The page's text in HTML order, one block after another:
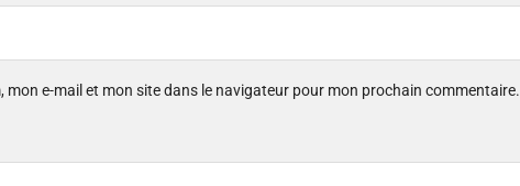
mon e-mail et mon site dans le navigateur pour mon prochain commentaire.